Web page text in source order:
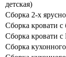
детская)
Сборка 2-х
Сборка кровати с
Сборка кровати
Сборка